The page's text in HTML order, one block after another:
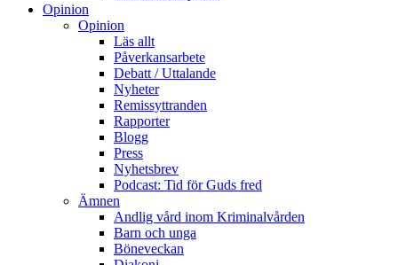
Opinion
Opinion
Läs allt
Påverkansarbete
Debatt / Uttalande
Nyheter
Remissyttranden
Rapporter
Blogg
Press
Nyhetsbrev
Podcast: Tid för Guds fred
Ämnen
Andlig vård inom Kriminalvården
Barn och unga
Böneveckan